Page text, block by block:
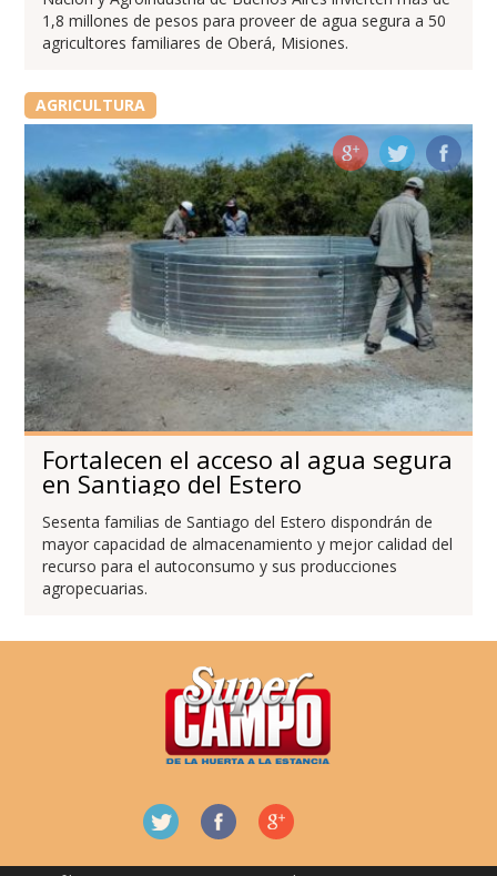
1,8 millones de pesos para proveer de agua segura a 50
agricultores familiares de Oberá, Misiones.
AGRICULTURA
Fortalecen el acceso al agua segura
en Santiago del Estero
Sesenta familias de Santiago del Estero dispondrán de
mayor capacidad de almacenamiento y mejor calidad del
recurso para el autoconsumo y sus producciones
agropecuarias.